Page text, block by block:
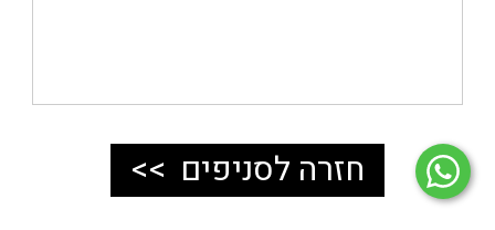
חזרה לסניפים >>